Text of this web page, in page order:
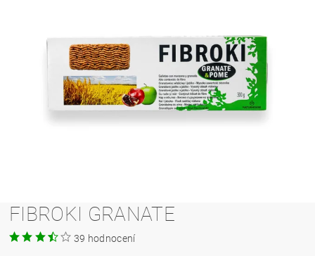
FIBROKI GRANATE
39 hodnocení